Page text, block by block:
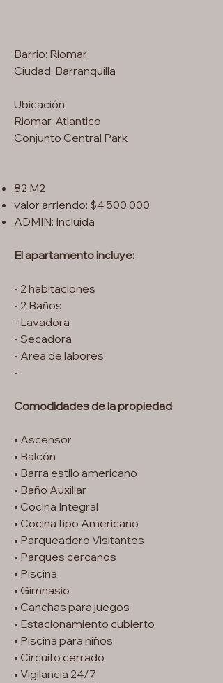
Barrio: Riomar
Ciudad: Barranquilla
Ubicación
Riomar, Atlantico
Conjunto Central Park
82 M2
valor arriendo: $4’500.000
ADMIN: Incluida
El apartamento incluye:
- 2 habitaciones
- 2 Baños
- Lavadora
- Secadora
- Area de labores
-
Comodidades de la propiedad
• Ascensor
• Balcón
• Barra estilo americano
• Baño Auxiliar
• Cocina Integral
• Cocina tipo Americano
• Parqueadero Visitantes
• Parques cercanos
• Piscina
• Gimnasio
• Canchas para juegos
• Estacionamiento cubierto
• Piscina para niños
• Circuito cerrado
• Vigilancia 24/7